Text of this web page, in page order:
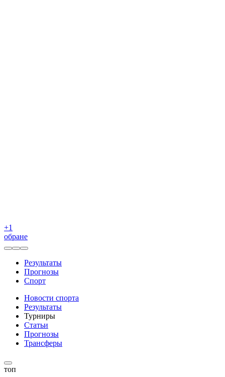
+1
обране
Результаты
Прогнозы
Спорт
Новости спорта
Результаты
Турниры
Статьи
Прогнозы
Трансферы
топ